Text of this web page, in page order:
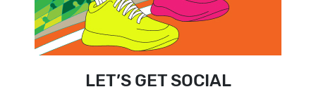
LET’S GET SOCIAL